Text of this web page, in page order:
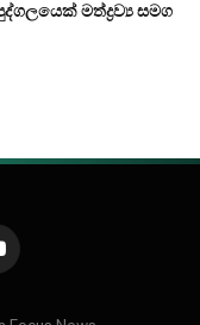
මත්ද්‍රව්‍ය සමග